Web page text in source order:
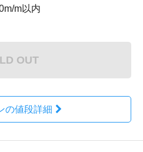
m以内
OUT
の値段詳細